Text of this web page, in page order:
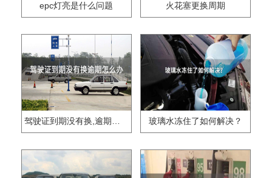
epc灯亮是什么问题 火花塞更换周期
驾驶证到期没有换,逾期怎么办?? 玻璃水冻住了如何解决？